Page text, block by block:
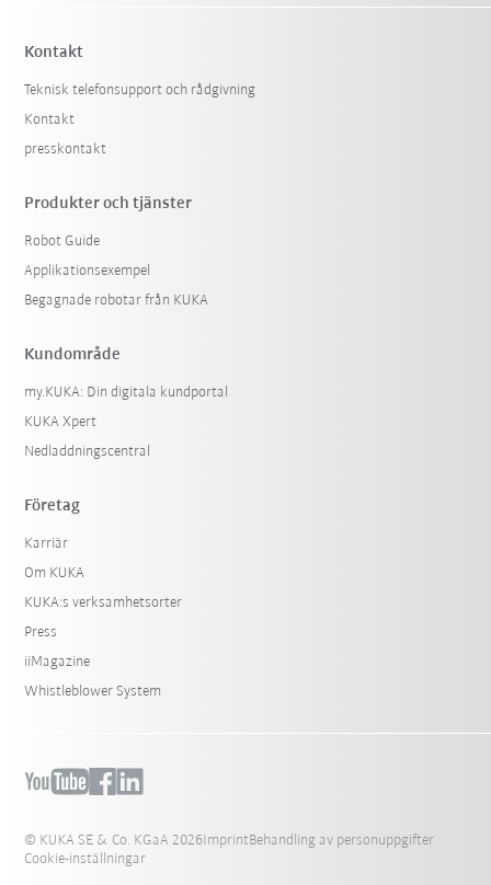
Kontakt
Teknisk telefonsupport och rådgivning
Kontakt
presskontakt
Produkter och tjänster
Robot Guide
Applikationsexempel
Begagnade robotar från KUKA
Kundområde
my.KUKA: Din digitala kundportal
KUKA Xpert
Nedladdningscentral
Företag
Karriär
Om KUKA
KUKA:s verksamhetsorter
Press
iiMagazine
Whistleblower System
© KUKA SE & Co. KGaA 2026ImprintBehandling av personuppgifter
Cookie-inställningar